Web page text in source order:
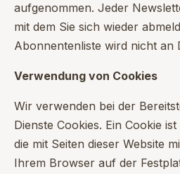
aufgenommen. Jeder
mit dem Sie sich wieder
Abonnentenliste wird nicht an
Verwendung von Cookies
Wir verwenden bei der
Dienste Cookies. Ein Cookie
die mit Seiten dieser Website
Ihrem Browser auf der